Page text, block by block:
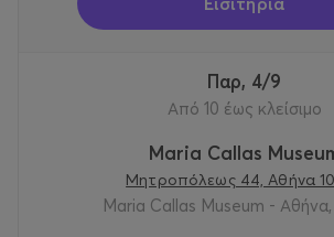
Παρ, 4/9
Από 10 έως κλείσιμο
Maria Callas
Μητροπόλεως 44, Αθήνα
Maria Callas Museum - Αθήνα,